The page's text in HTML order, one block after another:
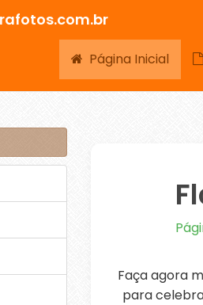
Página Inicial
Faça agora
para